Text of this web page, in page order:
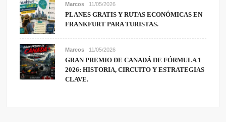
Marcos 11/05/2026
PLANES GRATIS Y RUTAS ECONÓMICAS EN
FRANKFURT PARA TURISTAS.
Marcos 11/05/2026
GRAN PREMIO DE CANADÁ DE FÓRMULA 1
2026: HISTORIA, CIRCUITO Y ESTRATEGIAS
CLAVE.